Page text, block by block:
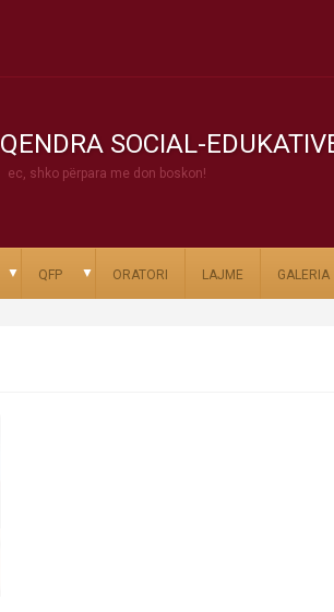
QENDRA SOCIAL-
ec, shko përpara me don boskon!
▼ QFP ▼ ORATORI LAJME GALERIA